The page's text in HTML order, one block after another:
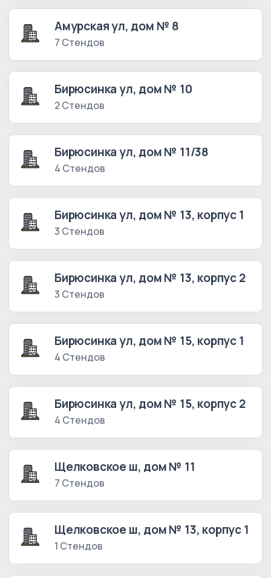
Амурская ул, дом № 8
7 Стендов
Бирюсинка ул, дом № 10
2 Стендов
Бирюсинка ул, дом № 11/38
4 Стендов
Бирюсинка ул, дом № 13, корпус 1
3 Стендов
Бирюсинка ул, дом № 13, корпус 2
3 Стендов
Бирюсинка ул, дом № 15, корпус 1
4 Стендов
Бирюсинка ул, дом № 15, корпус 2
4 Стендов
Щелковское ш, дом № 11
7 Стендов
Щелковское ш, дом № 13, корпус 1
1 Стендов